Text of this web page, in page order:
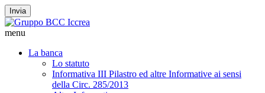
Invia
menu
La banca
Lo statuto
Informativa III Pilastro ed altre Informative ai sensi
della Circ. 285/2013